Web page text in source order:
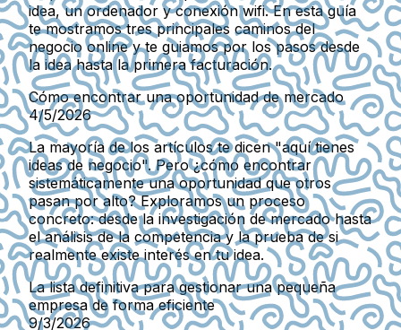
idea, un ordenador y conexión wifi. En esta guía
te mostramos tres principales caminos del
negocio online y te guiamos por los pasos desde
la idea hasta la primera facturación.
Cómo encontrar una oportunidad de mercado
4/5/2026
La mayoría de los artículos te dicen "aquí tienes
ideas de negocio". Pero ¿cómo encontrar
sistemáticamente una oportunidad que otros
pasan por alto? Exploramos un proceso
concreto: desde la investigación de mercado hasta
el análisis de la competencia y la prueba de si
realmente existe interés en tu idea.
La lista definitiva para gestionar una pequeña
empresa de forma eficiente
9/3/2026